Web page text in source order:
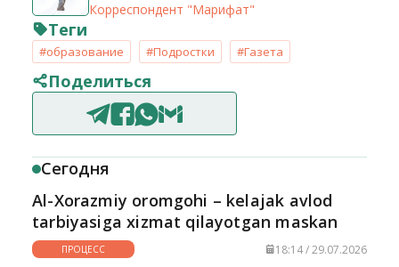
Корреспондент "Марифат"
Теги
#образование #Подростки #Газета
Поделиться
Сегодня
Al-Xorazmiy oromgohi – kelajak avlod
tarbiyasiga xizmat qilayotgan maskan
ПРОЦЕСС 18:14 / 29.07.2026